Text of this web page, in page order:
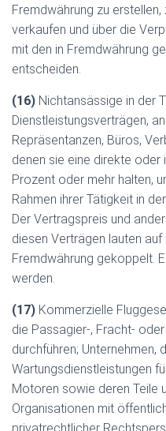
Fremdwährung zu
verkaufen und über die
mit den in Fremdwährung
entscheiden.
(16) Nichtansässige in der
Dienstleistungsverträgen,
Repräsentanzen, Büros,
denen sie eine direkte oder
Prozent oder mehr halten,
Rahmen ihrer Tätigkeit in
Der Vertragspreis und
diesen Verträgen lauten
Fremdwährung gekoppelt.
werden.
(17) Kommerzielle
die Passagier-, Fracht-
durchführen; Unternehmen,
Wartungsdienstleistungen
Motoren sowie deren Teile
Organisationen mit